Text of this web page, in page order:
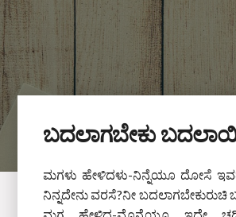
ಬದಲಾಗಬೇಕು
ಮಗಳು ಹೇಳಿದಳು-ನಿನ್ನೆಯೂ ದೋಸೆ
ನಿನ್ನದೇನು ವರಸೆ?ನೀ